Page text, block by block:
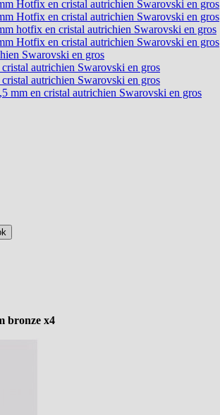
Hotfix en cristal autrichien Swarovski en gros
Hotfix en cristal autrichien Swarovski en gros
hotfix en cristal autrichien Swarovski en gros
Hotfix en cristal autrichien Swarovski en gros
Swarovski en gros
autrichien Swarovski en gros
autrichien Swarovski en gros
mm en cristal autrichien Swarovski en gros
bronze x4